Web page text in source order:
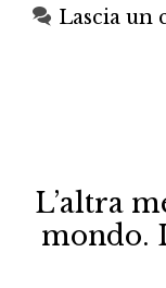
Lascia un
L’altra
mondo.